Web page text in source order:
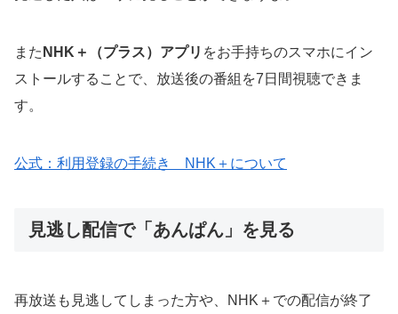
また NHK＋（プラス）アプリ をお手持ちのスマホにイン
ストールすることで、放送後の番組を7日間視聴できま
す。
公式：利用登録の手続き NHK＋について
見逃し配信で「あんぱん」を見る
再放送も見逃してしまった方や、NHK＋での配信が終了